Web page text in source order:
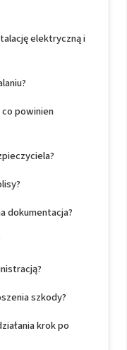
elektryczną i
co powinien
dokumentacja?
szkody?
krok po